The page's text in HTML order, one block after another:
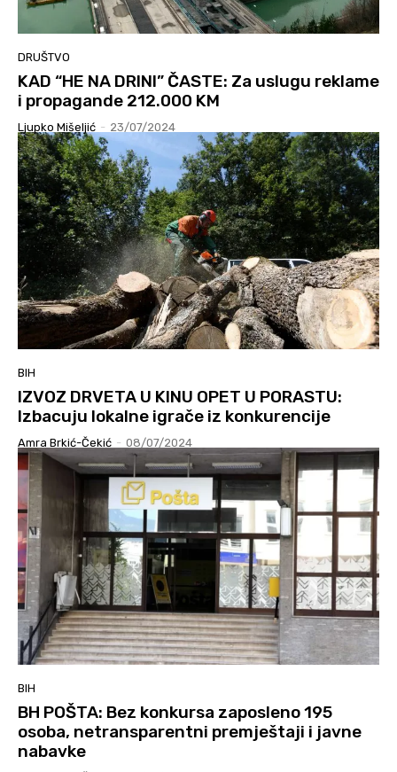
DRUŠTVO
KAD “HE NA DRINI” ČASTE: Za uslugu reklame
i propagande 212.000 KM
Ljupko Mišeljić - 23/07/2024
BIH
IZVOZ DRVETA U KINU OPET U PORASTU:
Izbacuju lokalne igrače iz konkurencije
Amra Brkić-Čekić - 08/07/2024
BIH
BH POŠTA: Bez konkursa zaposleno 195
osoba, netransparentni premještaji i javne
nabavke